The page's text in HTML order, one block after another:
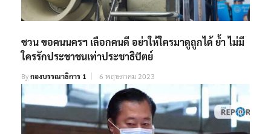
ชวน ขอคนนครฯ เลือกคนดี อย่าให้ใครมาดูถูกได้ ย้ำ ไม่มี
ใครรักประชาชนเท่าประชาธิปัตย์
Byกองบรรณาธิการ 1 6 พฤษภาคม 2023